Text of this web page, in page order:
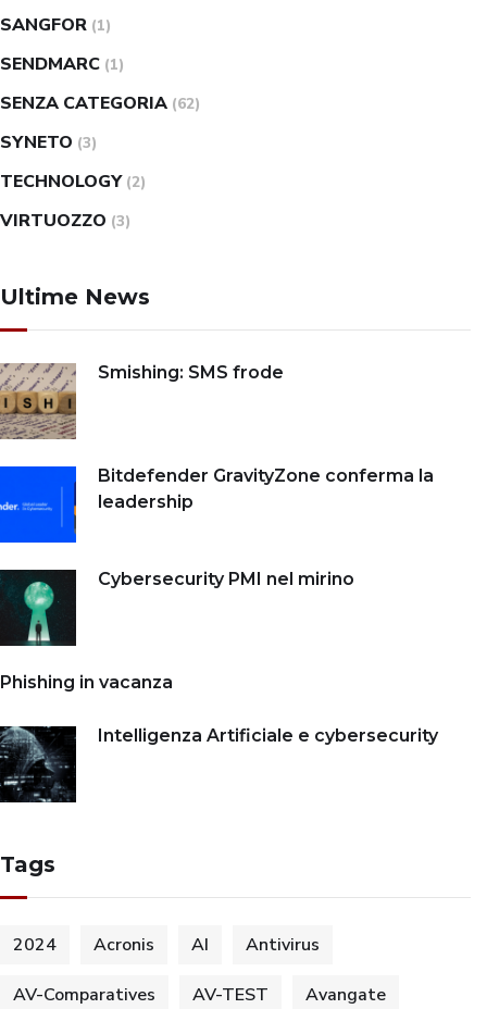
SANGFOR (1)
SENDMARC (1)
SENZA CATEGORIA (62)
SYNETO (3)
TECHNOLOGY (2)
VIRTUOZZO (3)
Ultime News
Smishing: SMS frode
Bitdefender GravityZone conferma la
leadership
Cybersecurity PMI nel mirino
Phishing in vacanza
Intelligenza Artificiale e cybersecurity
Tags
2024 Acronis AI Antivirus
AV-Comparatives AV-TEST Avangate